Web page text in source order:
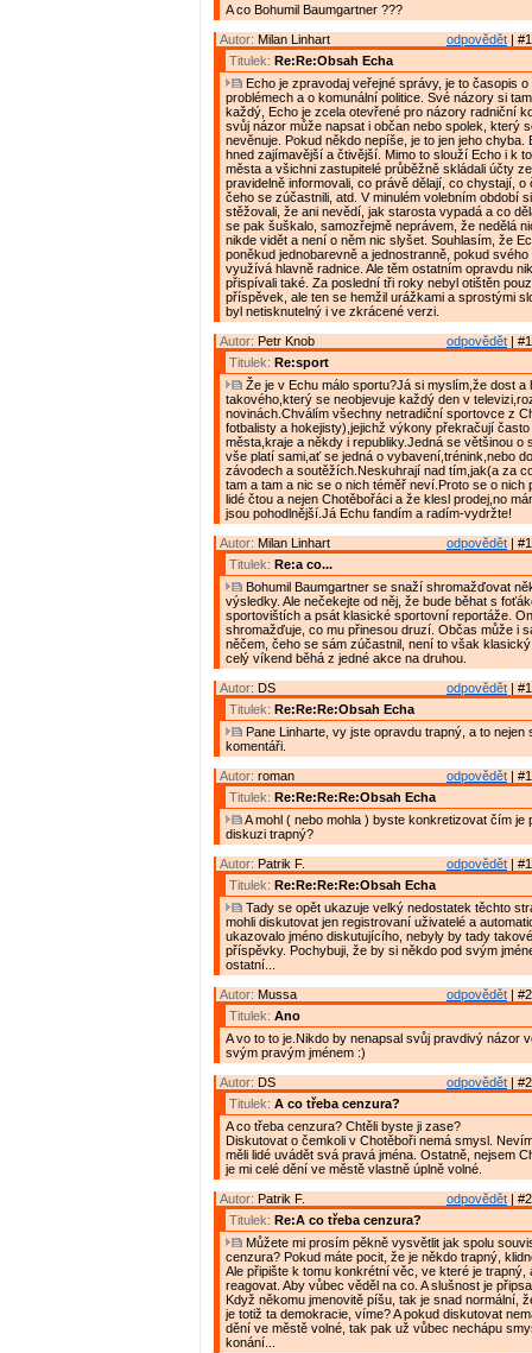
A co Bohumil Baumgartner ???
odpovědět |
Autor: Milan Linhart
Titulek: Re:Re:Obsah Echa
Echo je zpravodaj veřejné správy, je to časopis
problémech a o komunální politice. Své názory si
každý, Echo je zcela otevřené pro názory radniční
svůj názor může napsat i občan nebo spolek, který
nevěnuje. Pokud někdo nepíše, je to jen jeho chyba.
hned zajímavější a čtivější. Mimo to slouží Echo i k
města a všichni zastupitelé průběžně skládali účty
pravidelně informovali, co právě dělají, co chystají, o
čeho se zúčastnili, atd. V minulém volebním období
stěžovali, že ani nevědí, jak starosta vypadá a co
se pak šuškalo, samozřejmě neprávem, že nedělá
nikde vidět a není o něm nic slyšet. Souhlasím, že
poněkud jednobarevně a jednostranně, pokud
využívá hlavně radnice. Ale těm ostatním opravdu
přispívali také. Za poslední tři roky nebyl otištěn
příspěvek, ale ten se hemžil urážkami a sprostými
byl netisknutelný i ve zkrácené verzi.
odpovědět |
Autor: Petr Knob
Titulek: Re:sport
Že je v Echu málo sportu?Já si myslím,že dost a
takového,který se neobjevuje každý den v
novinách.Chválím všechny netradiční sportovce z
fotbalisty a hokejisty),jejichž výkony překračují často
města,kraje a někdy i republiky.Jedná se většinou o
vše platí sami,ať se jedná o vybavení,trénink,nebo
závodech a soutěžích.Neskuhrají nad tím,jak(a za
tam a tam a nic se o nich téměř neví.Proto se o nich
lidé čtou a nejen Chotěbořáci a že klesl prodej,no
jsou pohodlnější.Já Echu fandím a radím-vydržte!
odpovědět |
Autor: Milan Linhart
Titulek: Re:a co...
Bohumil Baumgartner se snaží shromažďovat
výsledky. Ale nečekejte od něj, že bude běhat s
sportovištích a psát klasické sportovní reportáže.
shromažďuje, co mu přinesou druzí. Občas může i
něčem, čeho se sám zúčastnil, není to však
celý víkend běhá z jedné akce na druhou.
odpovědět |
Autor: DS
Titulek: Re:Re:Re:Obsah Echa
Pane Linharte, vy jste opravdu trapný, a to nejen
komentáři.
odpovědět |
Autor: roman
Titulek: Re:Re:Re:Re:Obsah Echa
A mohl ( nebo mohla ) byste konkretizovat čím je
diskuzi trapný?
odpovědět |
Autor: Patrik F.
Titulek: Re:Re:Re:Re:Obsah Echa
Tady se opět ukazuje velký nedostatek těchto
mohli diskutovat jen registrovaní uživatelé a
ukazovalo jméno diskutujícího, nebyly by tady
příspěvky. Pochybuji, že by si někdo pod svým
ostatní...
odpovědět |
Autor: Mussa
Titulek: Ano
A vo to to je.Nikdo by nenapsal svůj pravdivý názor
svým pravým jménem :)
odpovědět |
Autor: DS
Titulek: A co třeba cenzura?
A co třeba cenzura? Chtěli byste ji zase?
Diskutovat o čemkoli v Chotěboři nemá smysl.
měli lidé uvádět svá pravá jména. Ostatně, nejsem
je mi celé dění ve městě vlastně úplně volné.
odpovědět |
Autor: Patrik F.
Titulek: Re:A co třeba cenzura?
Můžete mi prosím pěkně vysvětlit jak spolu
cenzura? Pokud máte pocit, že je někdo trapný,
Ale připište k tomu konkrétní věc, ve které je trapný,
reagovat. Aby vůbec věděl na co. A slušnost je
Když někomu jmenovitě píšu, tak je snad normální,
je totiž ta demokracie, víme? A pokud diskutovat
dění ve městě volné, tak pak už vůbec nechápu
konání...